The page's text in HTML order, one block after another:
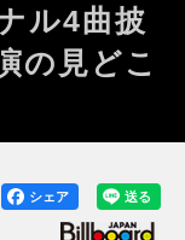
ル4曲披
の見どこ
送る
シェア